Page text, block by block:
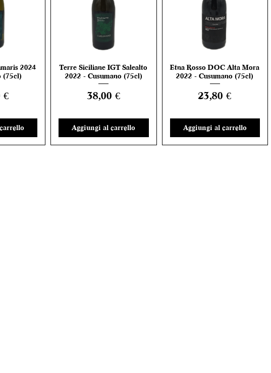
2024
(75cl)
€
Vista rapida
Terre Siciliane IGT Salealto
2022 - Cusumano (75cl)
Prezzo
38,00 €
Aggiungi al carrello
Vista rapida
Etna Rosso DOC Alta Mora
2022 - Cusumano (75cl)
Prezzo
23,80 €
Aggiungi al carrello